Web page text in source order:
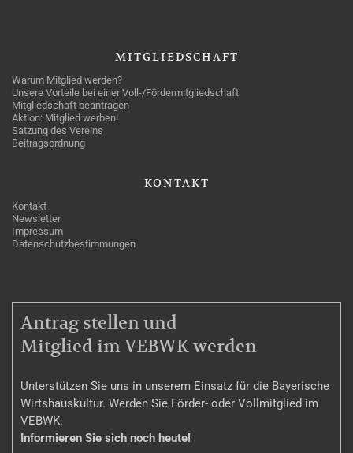
MITGLIEDSCHAFT
Warum Mitglied werden?
Unsere Vorteile bei einer Voll-/Fördermitgliedschaft
Mitgliedschaft beantragen
Aktion: Mitglied werben!
Satzung des Vereins
Beitragsordnung
KONTAKT
Kontakt
Newsletter
Impressum
Datenschutzbestimmungen
MITGLIEDSCHAFT
Antrag stellen und
Mitglied im VEBWK werden
Unterstützen Sie uns in unserem Einsatz für die Bayerische
Wirtshauskultur. Werden Sie Förder- oder Vollmitglied im
VEBWK.
Informieren Sie sich noch heute!